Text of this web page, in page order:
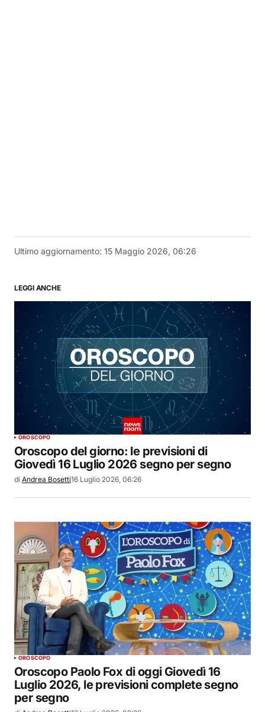
Ultimo aggiornamento: 15 Maggio 2026, 06:26
LEGGI ANCHE
OROSCOPO
Oroscopo del giorno: le previsioni di
Giovedì 16 Luglio 2026 segno per segno
di Andrea Bosetti16 Luglio 2026, 06:26
OROSCOPO
Oroscopo Paolo Fox di oggi Giovedì 16
Luglio 2026, le previsioni complete segno
per segno